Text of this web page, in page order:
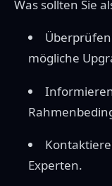
Was sollten Sie
mögliche
Experten.